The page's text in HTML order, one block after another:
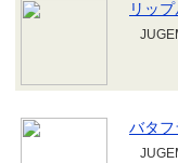
リッ
バタフ